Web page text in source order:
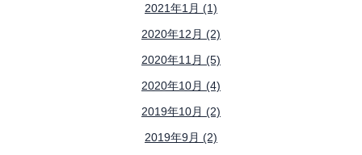
2021年1月 (1)
2020年12月 (2)
2020年11月 (5)
2020年10月 (4)
2019年10月 (2)
2019年9月 (2)